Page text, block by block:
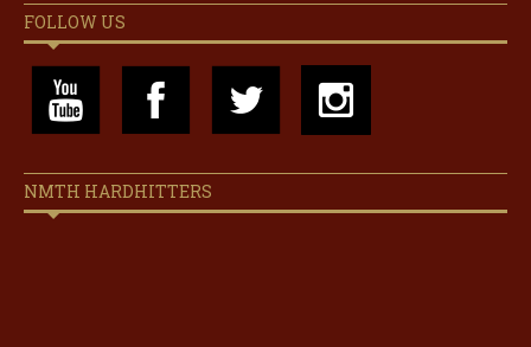
FOLLOW US
NMTH HARDHITTERS